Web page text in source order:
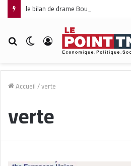
le bilan de drame Boumerdès
Rechercher
Switch Connexion
Accueil/verte
verte